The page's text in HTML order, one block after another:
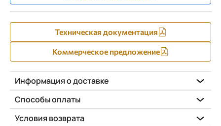
Техническая документация
Коммерческое предложение
Информация о доставке
Способы оплаты
Условия возврата